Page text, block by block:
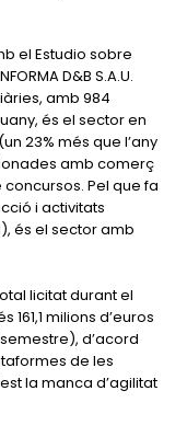
el Estudio sobre
D&B S.A.U.
amb 984
és el sector en
23% més que l’any
amb comerç
Pel que fa
i activitats
és el sector amb
licitat durant el
milions d’euros
d’acord
de les
la manca d’agilitat